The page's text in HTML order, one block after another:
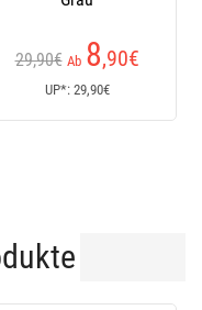
Ab 8,90€
UP*: 29,90€